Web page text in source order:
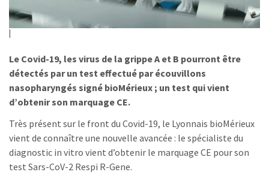
Le Covid-19, les virus de la grippe A et B pourront être
détectés par un test effectué par écouvillons
nasopharyngés signé bioMérieux ; un test qui vient
d’obtenir son marquage CE.
Très présent sur le front du Covid-19, le Lyonnais bioMérieux
vient de connaître une nouvelle avancée : le spécialiste du
diagnostic in vitro vient d’obtenir le marquage CE pour son
test Sars-CoV-2 Respi R-Gene.